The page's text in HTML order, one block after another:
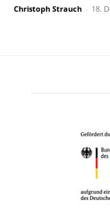
Christoph Strauch - 18.